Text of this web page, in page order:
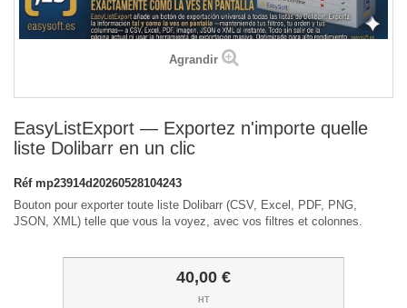
Agrandir
EasyListExport — Exportez n'importe quelle
liste Dolibarr en un clic
Réf mp23914d20260528104243
Bouton pour exporter toute liste Dolibarr (CSV, Excel, PDF, PNG,
JSON, XML) telle que vous la voyez, avec vos filtres et colonnes.
40,00 €
HT